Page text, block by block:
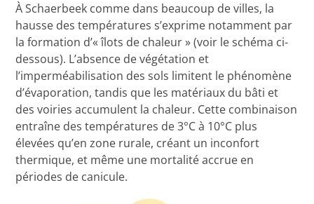
À Schaerbeek comme dans beaucoup de villes, la
hausse des températures s’exprime notamment par
la formation d’« îlots de chaleur » (voir le schéma ci-
dessous). L’absence de végétation et
l’imperméabilisation des sols limitent le phénomène
d’évaporation, tandis que les matériaux du bâti et
des voiries accumulent la chaleur. Cette combinaison
entraîne des températures de 3°C à 10°C plus
élevées qu’en zone rurale, créant un inconfort
thermique, et même une mortalité accrue en
périodes de canicule.